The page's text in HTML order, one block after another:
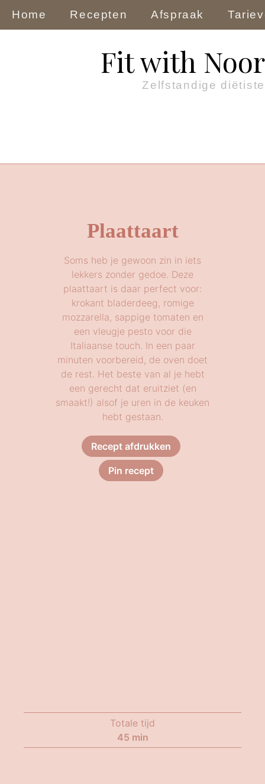
Home Recepten Afspraak
Fit with Noor
Zelfstandige diëtiste
Plaattaart
Soms heb je gewoon zin in iets
lekkers zonder gedoe. Deze
plaattaart is daar perfect voor:
krokant bladerdeeg, romige
mozzarella, sappige tomaten en
een vleugje pesto voor die
Italiaanse touch. In een paar
minuten voorbereid, de oven doet
de rest. Het beste van al je hebt
een gerecht dat eruitziet (en
smaakt!) alsof je uren in de keuken
hebt gestaan.
Recept afdrukken
Pin recept
Totale tijd
45 min